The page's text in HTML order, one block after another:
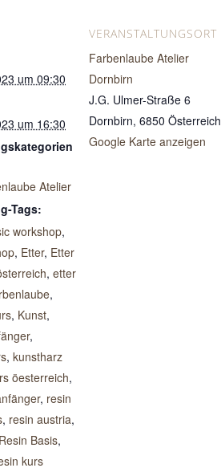
um 09:30
um 16:30
Atelier
Tags:
workshop,
, Etter, Etter
, etter
,
, Kunst,
,
, kunstharz
öesterreich,
, resin
, resin austria,
Resin Basis,
kurs
VERANSTALTUNGSORT
Farbenlaube Atelier
Dornbirn
J.G. Ulmer-Straße 6
Dornbirn, 6850 Österreich
Google Karte anzeigen